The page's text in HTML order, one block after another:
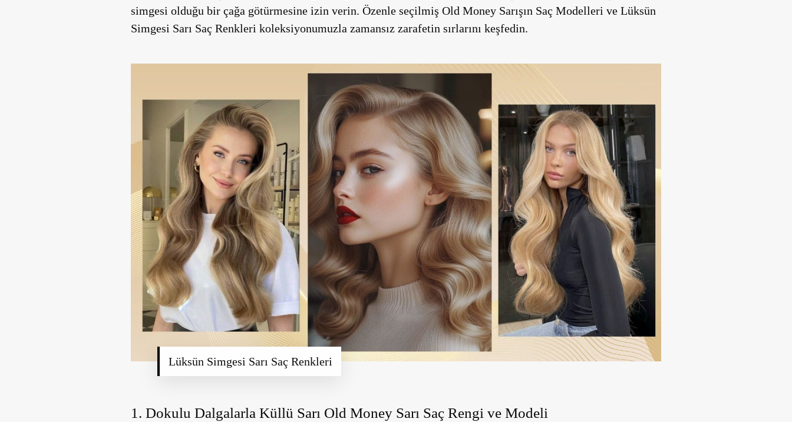
simgesi olduğu bir çağa götürmesine izin verin. Özenle seçilmiş Old Money Sarışın Saç Modelleri ve Lüksün
Simgesi Sarı Saç Renkleri koleksiyonumuzla zamansız zarafetin sırlarını keşfedin.
Lüksün Simgesi Sarı Saç Renkleri
1. Dokulu Dalgalarla Küllü Sarı Old Money Sarı Saç Rengi ve Modeli